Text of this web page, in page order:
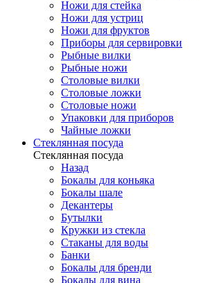
Ножи для стейка
Ножи для устриц
Ножи для фруктов
Приборы для сервировки
Рыбные вилки
Рыбные ножи
Столовые вилки
Столовые ложки
Столовые ножи
Упаковки для приборов
Чайные ложки
Стеклянная посуда
Стеклянная посуда
Назад
Бокалы для коньяка
Бокалы шале
Декантеры
Бутылки
Кружки из стекла
Стаканы для воды
Банки
Бокалы для бренди
Бокалы для вина